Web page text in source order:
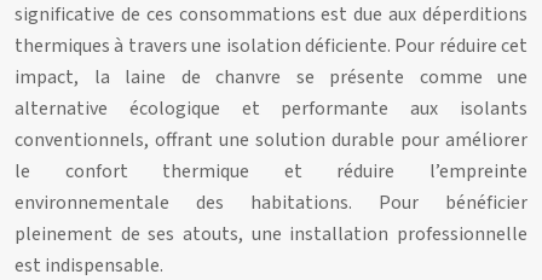
significative de ces consommations est due aux déperditions
thermiques à travers une isolation déficiente. Pour réduire cet
impact, la laine de chanvre se présente comme une
alternative écologique et performante aux isolants
conventionnels, offrant une solution durable pour améliorer
le confort thermique et réduire l’empreinte
environnementale des habitations. Pour bénéficier
pleinement de ses atouts, une installation professionnelle
est indispensable.